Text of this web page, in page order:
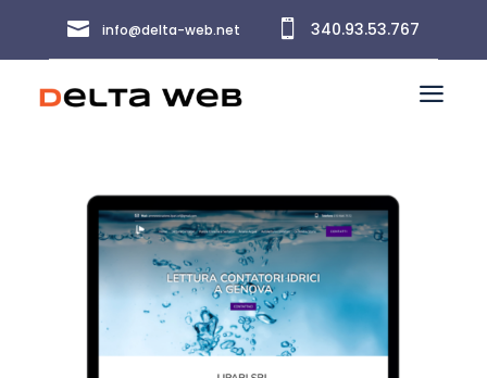
a
 info@delta-web.net  340.93.53.767